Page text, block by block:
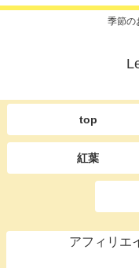
季節の
top
紅葉
アフィリエ